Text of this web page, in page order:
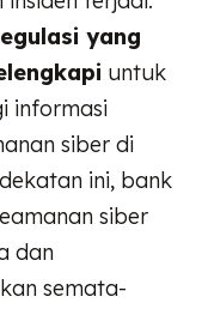
yang
untuk
informasi
siber di
ini, bank
siber
dan
semata-